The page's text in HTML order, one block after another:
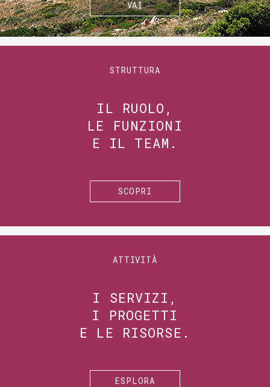
VAI
STRUTTURA
IL RUOLO,
LE FUNZIONI
E IL TEAM.
SCOPRI
ATTIVITÀ
I SERVIZI,
I PROGETTI
E LE RISORSE.
ESPLORA